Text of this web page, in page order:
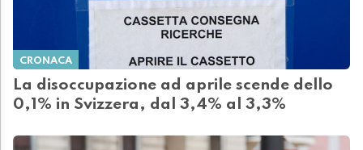
CRONACA
La disoccupazione ad aprile scende dello
0,1% in Svizzera, dal 3,4% al 3,3%